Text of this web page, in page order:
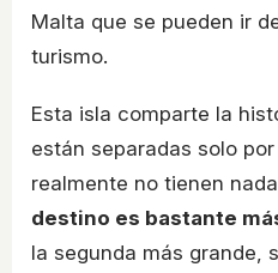
Malta que se pueden ir
turismo.
Esta isla comparte la
están separadas solo
realmente no tienen
destino es bastante
la segunda más grande,